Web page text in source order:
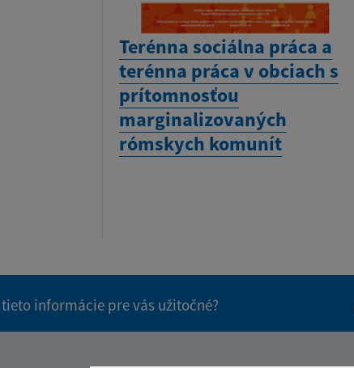
Terénna sociálna práca a
terénna práca v obciach s
prítomnosťou
marginalizovaných
rómskych komunít
informácie pre vás užitočné?